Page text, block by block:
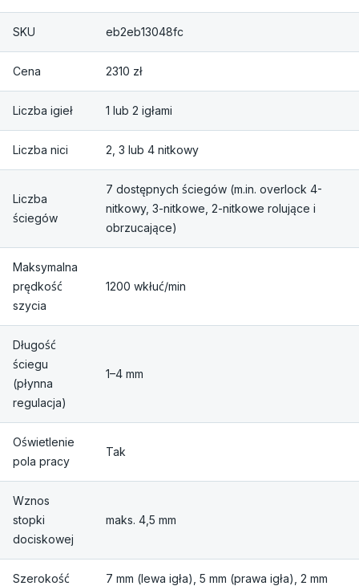
SKU eb2eb13048fc
Cena 2310 zł
Liczba igieł 1 lub 2 igłami
Liczba nici 2, 3 lub 4 nitkowy
Liczba
ściegów
7 dostępnych ściegów (m.in. overlock 4-
nitkowy, 3-nitkowe, 2-nitkowe rolujące i
obrzucające)
Maksymalna
prędkość
szycia
1200 wkłuć/min
Długość
ściegu
(płynna
regulacja)
1–4 mm
Oświetlenie
pola pracy
Tak
Wznos
stopki
dociskowej
maks. 4,5 mm
Szerokość
7 mm (lewa igła), 5 mm (prawa igła), 2 mm